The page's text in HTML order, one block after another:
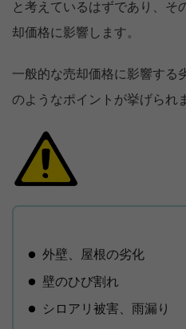
と考えているはずであり、そ
却価格に影響します。
一般的な売却価格に影響する
のようなポイントが挙げられ
外壁、屋根の劣化
壁のひび割れ
シロアリ被害、雨漏り